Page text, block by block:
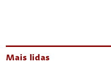
Mais lidas